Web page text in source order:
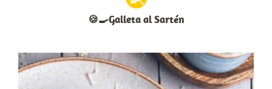
🍪🍳Galleta al Sartén